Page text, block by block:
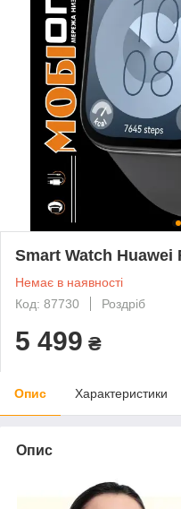
Smart Watch Huawei
Немає в наявності
Код: 87730
Роздріб
5 499 ₴
Опис Характеристики
Опис